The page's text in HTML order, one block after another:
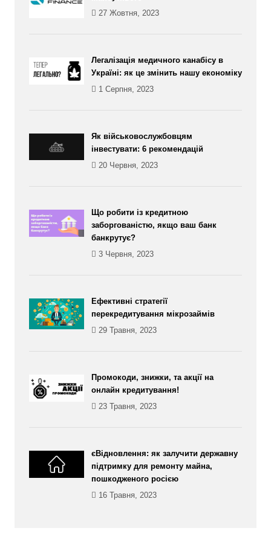
27 Жовтня, 2023
Легалізація медичного канабісу в
Україні: як це змінить нашу економіку
1 Серпня, 2023
Як військовослужбовцям
інвестувати: 6 рекомендацій
20 Червня, 2023
Що робити із кредитною
заборгованістю, якщо ваш банк
банкрутує?
3 Червня, 2023
Ефективні стратегії
перекредитування мікрозаймів
29 Травня, 2023
Промокоди, знижки, та акції на
онлайн кредитування!
23 Травня, 2023
єВідновлення: як залучити державну
підтримку для ремонту майна,
пошкодженого росією
16 Травня, 2023